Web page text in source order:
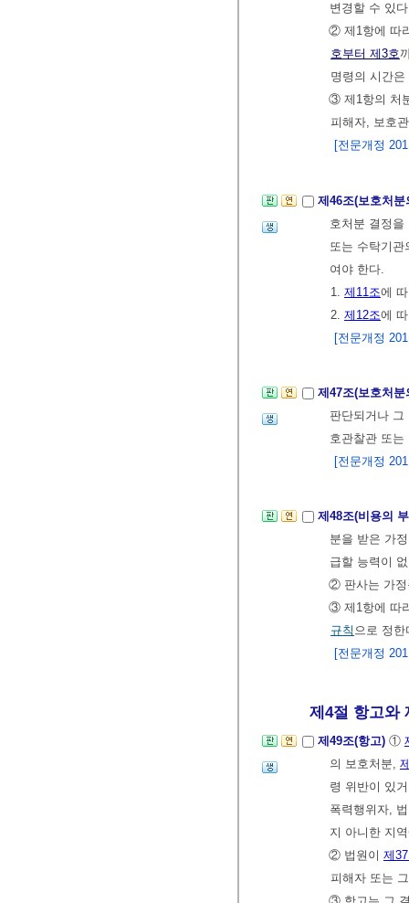
변경할 수 있
② 제1항에 따
호부터 제3호
명령의 시간
③ 제1항의 처
피해자, 보호
[전문개정
제46조(보호처
호처분 결정
또는 수탁기
여야 한다.
1. 제11조에
2. 제12조에
[전문개정
제47조(보호처
판단되거나
호관찰관 또
[전문개정
제48조(비용의
분을 받은 가
급할 능력이
② 판사는 가정
③ 제1항에 따
규칙 으로 정한
[전문개정
제4절 항고와
제49조(항고) ①
의 보호처분,
령 위반이 있
폭력행위자,
지 아니한 지
② 법원이 제
피해자 또는